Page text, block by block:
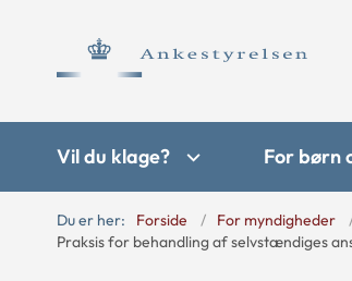
Vil du klage? For børn
Du er her: Forside For myndigheder
Praksis for behandling af selvstændiges